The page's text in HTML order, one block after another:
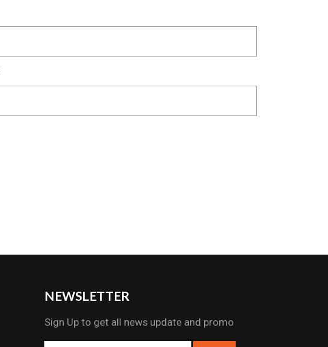
NEWSLETTER
Sign Up to get all news update and promo